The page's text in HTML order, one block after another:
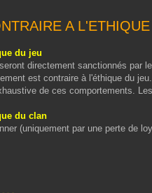
A L'ETHIQUE
du jeu
directement sanctionnés
est contraire à l'éthique du jeu.
de ces comportements.
du clan
(uniquement par une perte de